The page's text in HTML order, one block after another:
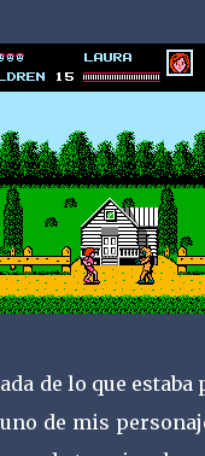
de lo que estaba
de mis